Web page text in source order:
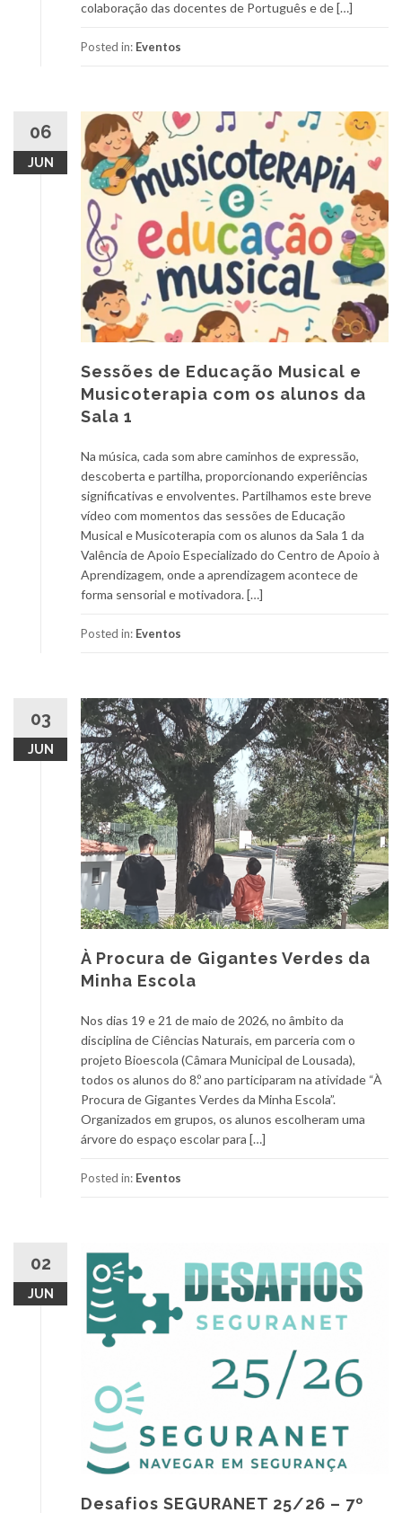
colaboração das docentes de Português e de […]
Posted in: Eventos
06
JUN
Sessões de Educação Musical e
Musicoterapia com os alunos da
Sala 1
Na música, cada som abre caminhos de expressão,
descoberta e partilha, proporcionando experiências
significativas e envolventes. Partilhamos este breve
vídeo com momentos das sessões de Educação
Musical e Musicoterapia com os alunos da Sala 1 da
Valência de Apoio Especializado do Centro de Apoio à
Aprendizagem, onde a aprendizagem acontece de
forma sensorial e motivadora. […]
Posted in: Eventos
03
JUN
À Procura de Gigantes Verdes da
Minha Escola
Nos dias 19 e 21 de maio de 2026, no âmbito da
disciplina de Ciências Naturais, em parceria com o
projeto Bioescola (Câmara Municipal de Lousada),
todos os alunos do 8.º ano participaram na atividade “À
Procura de Gigantes Verdes da Minha Escola”.
Organizados em grupos, os alunos escolheram uma
árvore do espaço escolar para […]
Posted in: Eventos
02
JUN
Desafios SEGURANET 25/26 – 7º